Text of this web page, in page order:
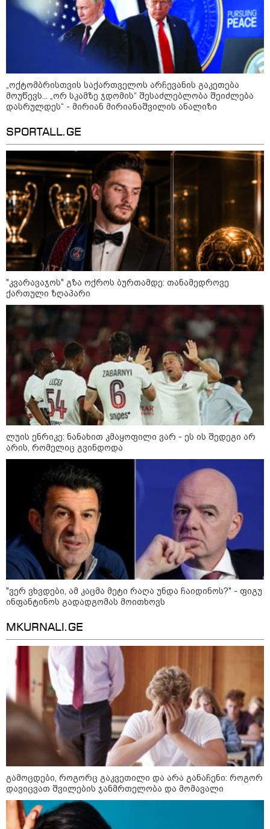
"მეც ერთ-ერთი მათგანი ვიყავი, ვინც
ლიფტში გაიჭედა" - ლევან მახაშვილი
16:37 / 06-08-2026
"აბსოლუტურად ყალბი
შინაარსი იქმნება სოციალურ
მედიაში, არარსებული
ადამიანები, საუბრობენ,
თითქოს საქართველოში
უარყოფითი გარემოა რუსი
ტურისტებისთვის" - პრემიერი
16:14 / 06-08-2026
მატარებლით, რომელიც ახალი
სიჩქარით მოძრაობს, მანამდე
ბათუმამდე მგზავრობის დრო
იყო 5,5 საათი და ახლა არის 4
საათამდე შემცირებული" -
ირაკლი კობახიძე
15:17 / 06-08-2026
შემოსავლების სამსახურში
აზერბაიჯანული მედიის მიერ
გავრცელებულ ინფორმაციას
პასუხობენ
13:39 / 06-08-2026
ბაქომ საქართველოს საგარეო
უწყებას დიპლომატური ნოტა
გაუგზავნა - მიზეზი
აზერბაიჯანული სანომრე ნიშნის
მქონე სატვირთოების
საზღვარზე შეფერხებაა:
კატეგორიის ყველა სიახლე
კატეგორიები
„ოქტომბრისთვის საქართველოს არჩევანის გაკეთება
მოუწევს... „ორ სკამზე ჯდომის“ შესაძლებლობა შეიძლება
დასრულდეს“ - მირიან მირიანაშვილის ანალიზი
SPORTALL.GE
"კვარავაჯოს" გზა ოქროს ბურთამდე: თანამედროვე
ქართული ზღაპარი
ლუის ენრიკე: ნანახით კმაყოფილი ვარ - ეს ის შედეგი არ
არის, რომელიც გვინდოდა
"ვერ ვხვდები, ამ კაცმა მეტი რაღა უნდა ჩაიდინოს?" - ფიგუ
ინფანტინოს გადადგომას მოითხოვს
MKURNALI.GE
გამოცდები, როგორც გაკვეთილი და არა განაჩენი: როგორ
დავიცვათ შვილების ჯანმრთელობა და მომავალი